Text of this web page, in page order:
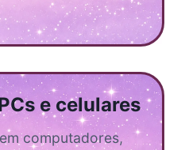
e celulares
computadores,